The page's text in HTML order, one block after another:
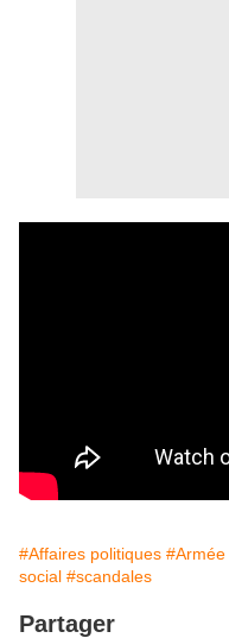
#Affaires politiques #Armée
social #scandales
Partager